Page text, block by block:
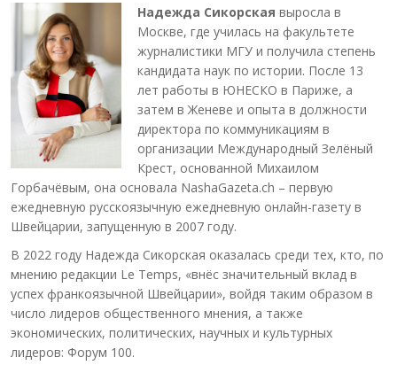
Надежда Сикорская выросла в
Москве, где училась на факультете
журналистики МГУ и получила степень
кандидата наук по истории. После 13
лет работы в ЮНЕСКО в Париже, а
затем в Женеве и опыта в должности
директора по коммуникациям в
организации Международный Зелёный
Крест, основанной Михаилом
Горбачёвым, она основала NashaGazeta.ch – первую
ежедневную русскоязычную ежедневную онлайн-газету в
Швейцарии, запущенную в 2007 году.
В 2022 году Надежда Сикорская оказалась среди тех, кто, по
мнению редакции Le Temps, «внёс значительный вклад в
успех франкоязычной Швейцарии», войдя таким образом в
число лидеров общественного мнения, а также
экономических, политических, научных и культурных
лидеров: Форум 100.